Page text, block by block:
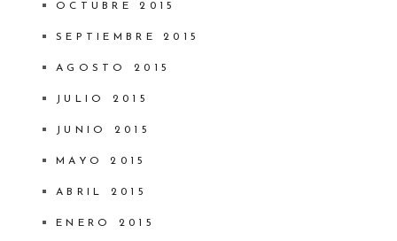
OCTUBRE 2015
SEPTIEMBRE 2015
AGOSTO 2015
JULIO 2015
JUNIO 2015
MAYO 2015
ABRIL 2015
ENERO 2015